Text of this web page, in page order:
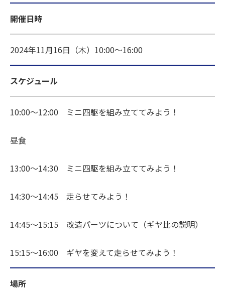
開催日時
2024年11月16日（木）10:00～16:00
スケジュール
10:00～12:00 ミニ四駆を組み立ててみよう！
昼食
13:00～14:30 ミニ四駆を組み立ててみよう！
14:30～14:45 走らせてみよう！
14:45～15:15 改造パーツについて（ギヤ比の説明）
15:15～16:00 ギヤを変えて走らせてみよう！
場所